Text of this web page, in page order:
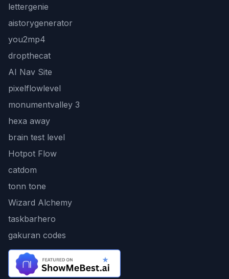
lettergenie
aistorygenerator
you2mp4
dropthecat
AI Nav Site
pixelflowlevel
monumentvalley 3
hexa away
brain test level
Hotpot Flow
catdom
tonn tone
Wizard Alchemy
taskbarhero
gakuran codes